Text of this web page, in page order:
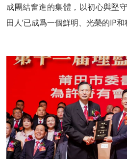
成團結奮進的集體，以初心與堅
田人’已成爲一個鮮明、光榮的IP和